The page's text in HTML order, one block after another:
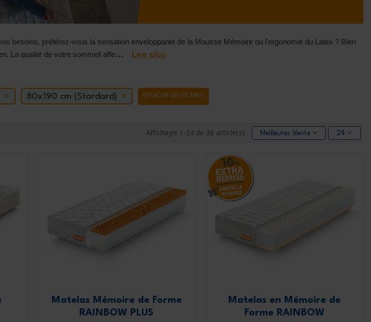
besoins, préférez-vous la sensation enveloppante de la Mousse Mémoire ou l'ergonomie du Latex ? Bien
La qualité de votre sommeil affe... Lire plus
EFFACER LES FILTRES
80x190 cm (Stardard)
Affichage 1-24 de 36 article(s) Meilleures Ventes 24
Matelas Mémoire de Forme
RAINBOW PLUS
Matelas en Mémoire de
Forme RAINBOW